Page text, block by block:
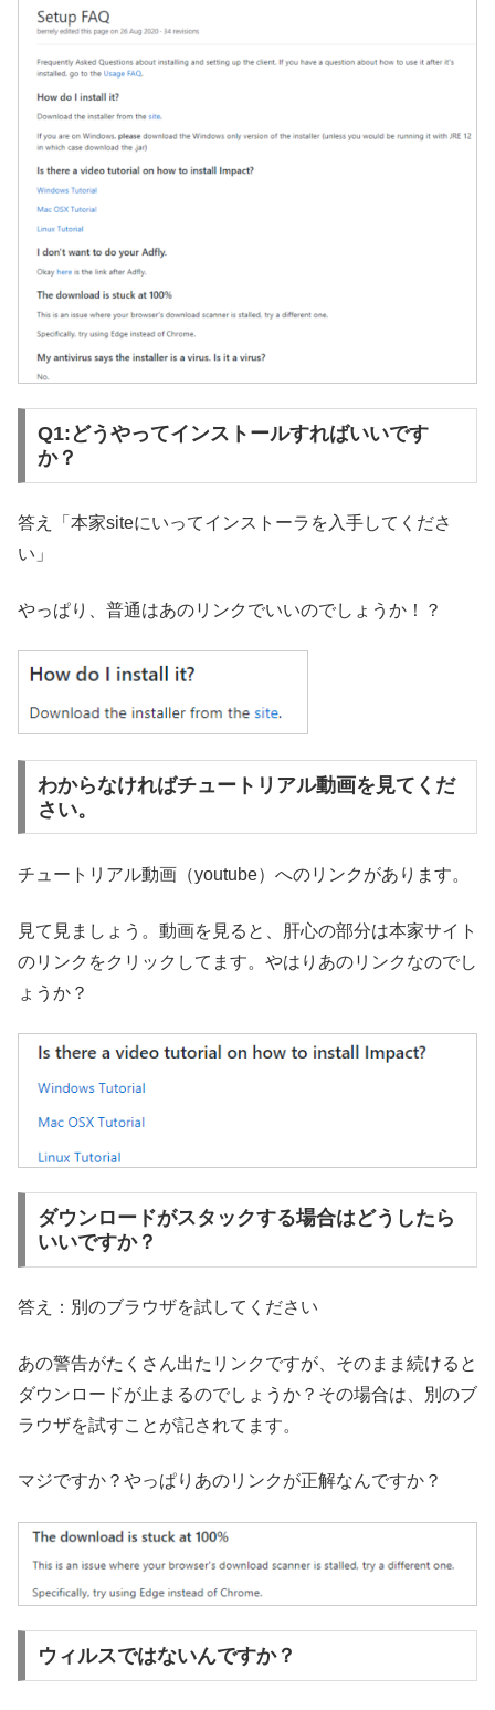
Q1:どうやってインストールすればいいです
か？
答え「本家siteにいってインストーラを入手してくださ
い」
やっぱり、普通はあのリンクでいいのでしょうか！？
わからなければチュートリアル動画を見てくだ
さい。
チュートリアル動画（youtube）へのリンクがあります。
見て見ましょう。動画を見ると、肝心の部分は本家サイト
のリンクをクリックしてます。やはりあのリンクなのでし
ょうか？
ダウンロードがスタックする場合はどうしたら
いいですか？
答え：別のブラウザを試してください
あの警告がたくさん出たリンクですが、そのまま続けると
ダウンロードが止まるのでしょうか？その場合は、別のブ
ラウザを試すことが記されてます。
マジですか？やっぱりあのリンクが正解なんですか？
ウィルスではないんですか？